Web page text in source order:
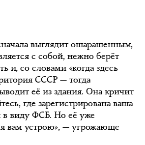
выглядит ошарашенным,
с собой, нежно берёт
и, со словами «когда здесь
СССР — тогда
её из здания. Она кричит
где зарегистрирована ваша
виду ФСБ. Но её уже
вам устрою», — угрожающе